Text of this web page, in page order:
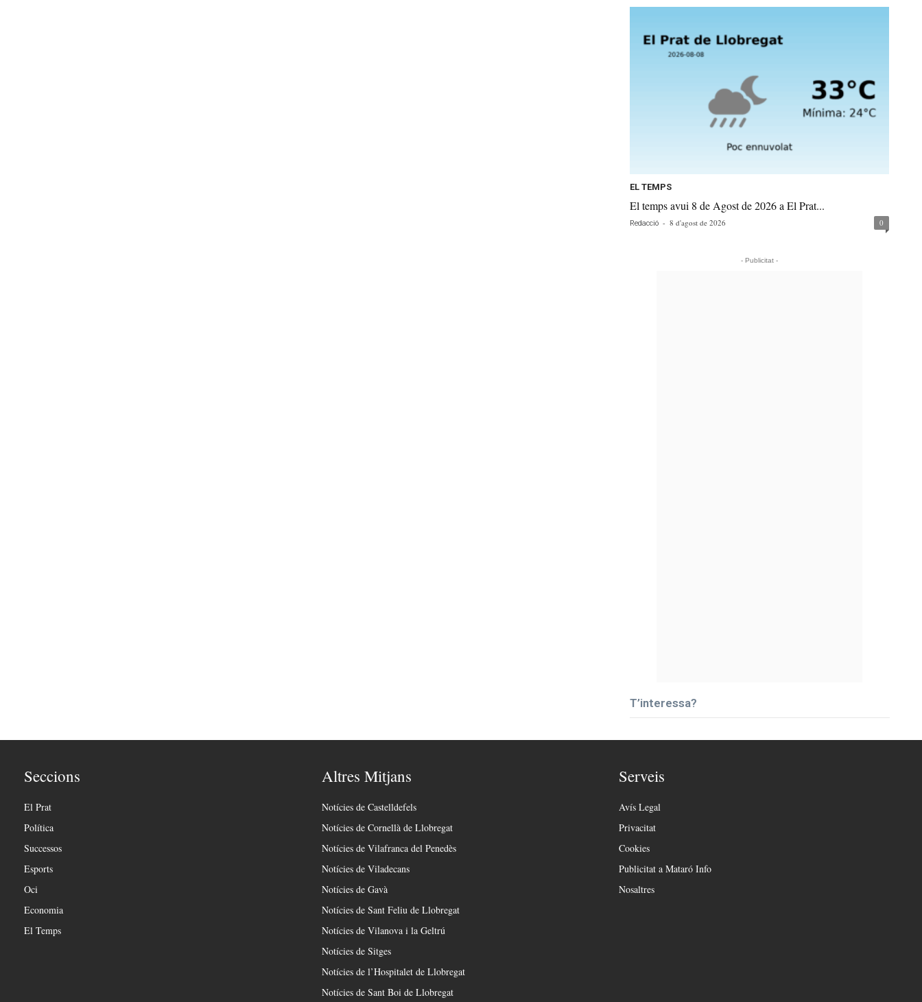
EL TEMPS
El temps avui 8 de Agost de 2026 a El Prat...
Redacció - 8 d'agost de 2026 0
- Publicitat -
T’interessa?
Seccions
El Prat
Política
Successos
Esports
Oci
Economia
El Temps
Altres Mitjans
Notícies de Castelldefels
Notícies de Cornellà de Llobregat
Notícies de Vilafranca del Penedès
Notícies de Viladecans
Notícies de Gavà
Notícies de Sant Feliu de Llobregat
Notícies de Vilanova i la Geltrú
Notícies de Sitges
Notícies de l’Hospitalet de Llobregat
Notícies de Sant Boi de Llobregat
Serveis
Avís Legal
Privacitat
Cookies
Publicitat a Mataró Info
Nosaltres